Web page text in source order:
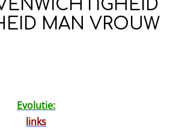
MAN VROUW
Evolutie:
links